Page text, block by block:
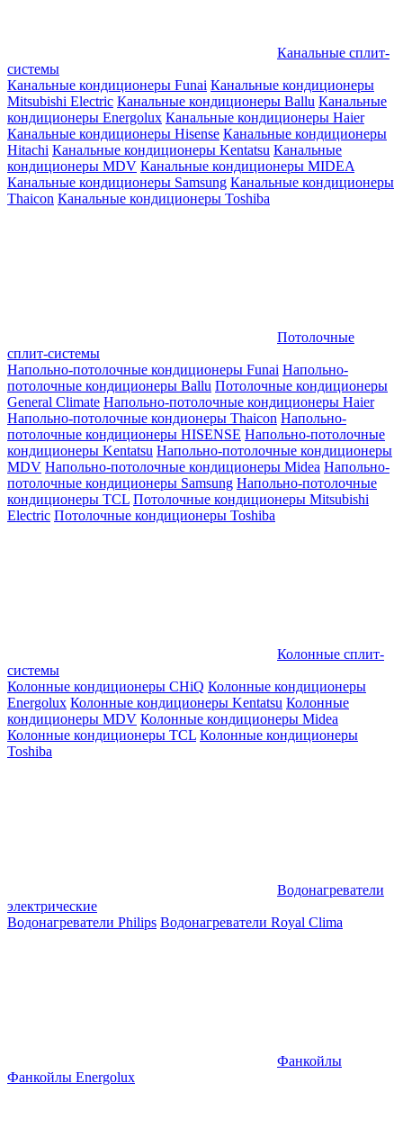
Канальные сплит-
системы
Канальные кондиционеры Funai Канальные кондиционеры
Mitsubishi Electric Канальные кондиционеры Ballu Канальные
кондиционеры Energolux Канальные кондиционеры Haier
Канальные кондиционеры Hisense Канальные кондиционеры
Hitachi Канальные кондиционеры Kentatsu Канальные
кондиционеры MDV Канальные кондиционеры MIDEA
Канальные кондиционеры Samsung Канальные кондиционеры
Thaicon Канальные кондиционеры Toshiba
Потолочные
сплит-системы
Напольно-потолочные кондиционеры Funai Напольно-
потолочные кондиционеры Ballu Потолочные кондиционеры
General Climate Напольно-потолочные кондиционеры Haier
Напольно-потолочные кондионеры Thaicon Напольно-
потолочные кондиционеры HISENSE Напольно-потолочные
кондиционеры Kentatsu Напольно-потолочные кондиционеры
MDV Напольно-потолочные кондиционеры Midea Напольно-
потолочные кондиционеры Samsung Напольно-потолочные
кондиционеры TCL Потолочные кондиционеры Mitsubishi
Electric Потолочные кондиционеры Toshiba
Колонные сплит-
системы
Колонные кондиционеры CHiQ Колонные кондиционеры
Energolux Колонные кондиционеры Kentatsu Колонные
кондиционеры MDV Колонные кондиционеры Midea
Колонные кондиционеры TCL Колонные кондиционеры
Toshiba
Водонагреватели
электрические
Водонагреватели Philips Водонагреватели Royal Clima
Фанкойлы
Фанкойлы Energolux